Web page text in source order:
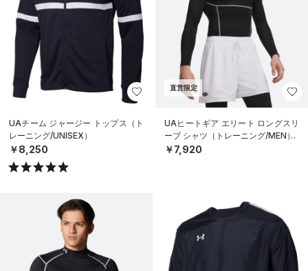
UAチーム ジャージー トップス（ト
レーニング/UNISEX）
￥8,250
直営限定
UAヒートギア エリート ロングスリ
ーブ シャツ（トレーニング/MEN）
￥7,920